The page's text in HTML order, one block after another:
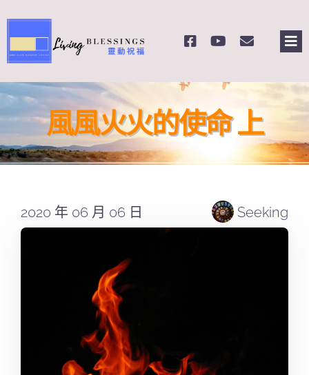
to
content
關於我們
奉獻支持
課程報名
風風火火的使命 上
2020 年 06 月 06 日 Seeking